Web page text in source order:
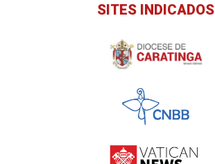
SITES INDICADOS